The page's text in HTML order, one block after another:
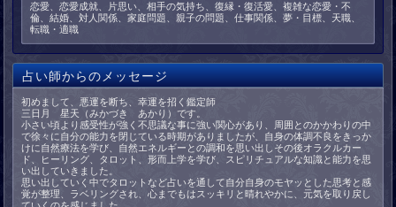
恋愛、恋愛成就、片思い、相手の気持ち、復縁・復活愛、複雑な恋愛・不
倫、結婚、対人関係、家庭問題、親子の問題、仕事関係、夢・目標、天職、
転職・適職
占い師からのメッセージ
初めまして、悪運を断ち、幸運を招く鑑定師
三日月 星天（みかづき あかり）です。
小さい頃より感受性が強く不思議な事に強い関心があり、周囲とのかかわりの中
で徐々に自分の能力を閉じている時期がありましたが、自身の体調不良をきっか
けに自然療法を学び、自然エネルギーとの調和を思い出しその後オラクルカー
ド、ヒーリング、タロット、形而上学を学び、スピリチュアルな知識と能力を思
い出していきました。
思い出していく中でタロットなど占いを通して自分自身のモヤッとした思考と感
覚が整理、ラベリングされ、心までもはスッキリと晴れやかに、元気を取り戻し